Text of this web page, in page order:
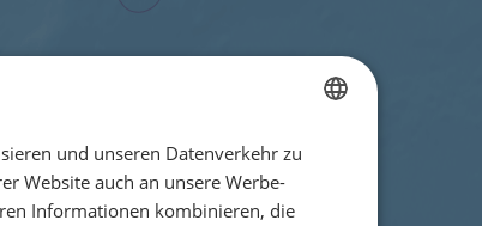
ENGLISH
FRENCH
und unseren Datenverkehr zu
Website auch an unsere Werbe-
Informationen kombinieren, die